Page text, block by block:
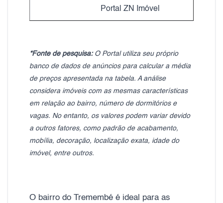
Portal ZN Imóvel
*Fonte de pesquisa:O Portal utiliza seu próprio
banco de dados de anúncios para calcular a média
de preços apresentada na tabela. A análise
considera imóveis com as mesmas características
em relação ao bairro, número de dormitórios e
vagas. No entanto, os valores podem variar devido
a outros fatores, como padrão de acabamento,
mobília, decoração, localização exata, idade do
imóvel, entre outros.
O bairro do Tremembé é ideal para as